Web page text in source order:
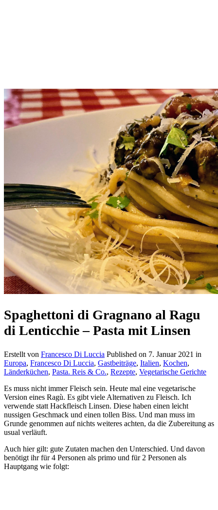
Spaghettoni di Gragnano al Ragu
di Lenticchie – Pasta mit Linsen
Erstellt von Francesco Di Luccia Published on 7. Januar 2021 in
Europa, Francesco Di Luccia, Gastbeiträge, Italien, Kochen,
Länderküchen, Pasta. Reis & Co., Rezepte, Vegetarische Gerichte
Es muss nicht immer Fleisch sein. Heute mal eine vegetarische
Version eines Ragù. Es gibt viele Alternativen zu Fleisch. Ich
verwende statt Hackfleisch Linsen. Diese haben einen leicht
nussigen Geschmack und einen tollen Biss. Und man muss im
Grunde genommen auf nichts weiteres achten, da die Zubereitung as
usual verläuft.
Auch hier gilt: gute Zutaten machen den Unterschied. Und davon
benötigt ihr für 4 Personen als primo und für 2 Personen als
Hauptgang wie folgt: